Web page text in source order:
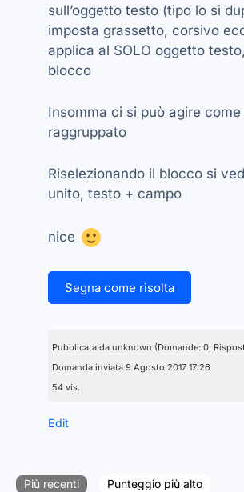
sull’oggetto testo (tipo lo si
imposta grassetto, corsivo
applica al SOLO oggetto
blocco
Insomma ci si può agire
raggruppato
Riselezionando il blocco si
unito, testo + campo
nice
Segna come risolta
Pubblicata da unknown (Domande: 0,
Domanda inviata 9 Agosto 2017 17:26
54 vis.
Edit
Più recenti Punteggio più alto